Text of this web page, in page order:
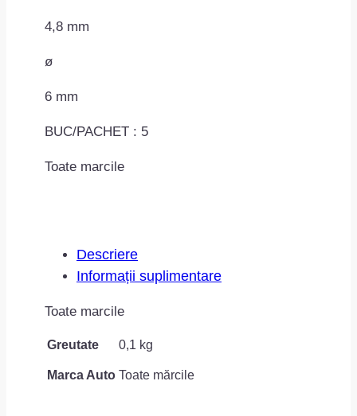
4,8 mm
ø
6 mm
BUC/PACHET : 5
Toate marcile
Descriere
Informații suplimentare
Toate marcile
Greutate 0,1 kg
Marca Auto Toate mărcile